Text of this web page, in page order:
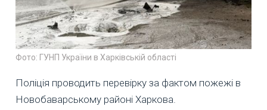
Фото: ГУНП України в Харківській області
Поліція проводить перевірку за фактом пожежі в
Новобаварському районі Харкова.